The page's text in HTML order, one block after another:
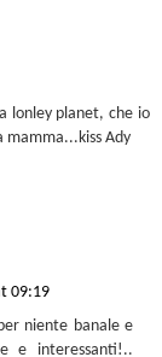
lonley planet, che io
mamma...kiss Ady
09:19
niente banale e
e interessanti!..